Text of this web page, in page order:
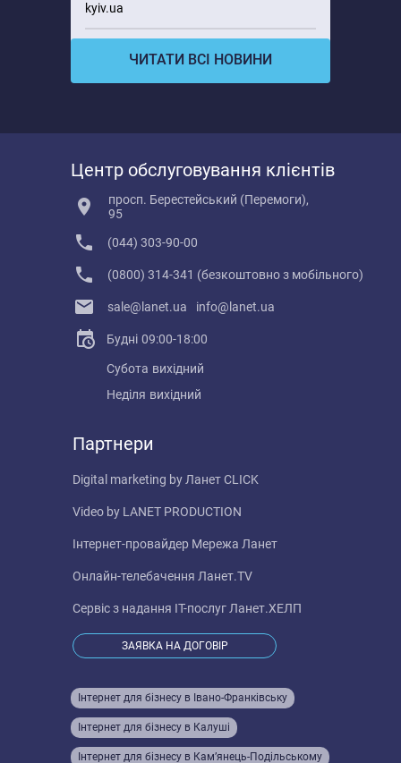
kyiv.ua
ЧИТАТИ ВСІ НОВИНИ
Інтернет для бізнесу в Івано-Франківську
Інтернет для бізнесу в Калуші
Інтернет для бізнесу в Кам’янець-Подільському
Центр обслуговування клієнтів
просп. Берестейський (Перемоги),
95
(044) 303-90-00
(0800) 314-341 (безкоштовно з мобільного)
sale@lanet.ua info@lanet.ua
Будні 09:00-18:00
Субота вихідний
Неділя вихідний
Партнери
Digital marketing by Ланет CLICK
Video by LANET PRODUCTION
Інтернет-провайдер Мережа Ланет
Онлайн-телебачення Ланет.TV
Сервіс з надання IT-послуг Ланет.ХЕЛП
ЗАЯВКА НА ДОГОВІР